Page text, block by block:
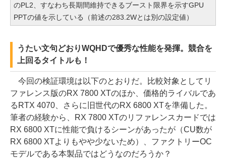
のPL2、すなわち長期間維持できるブースト限界を示すGPU
PPTの値を示している（前述の283.2Wとは別の設定値）
うたい文句どおりWQHDで優秀な性能を発揮。競合を
上回るタイトルも！
今回の検証環境は以下のとおりだ。比較対象としてリ
ファレンス版のRX 7800 XTのほか、価格的ライバルであ
るRTX 4070、さらに旧世代のRX 6800 XTを準備した。
筆者の経験から、RX 7800 XTのリファレンスカードでは
RX 6800 XTに性能で負けるシーンがあったが（CU数が
RX 6800 XTよりもやや少ないため）、ファクトリーOC
モデルである本製品ではどうなのだろうか？